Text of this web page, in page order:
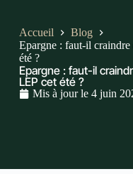
Accueil
Blog
Epargne : faut-il
été ?
Epargne : faut-il
LEP cet été ?
Mis à jour le 4 juin